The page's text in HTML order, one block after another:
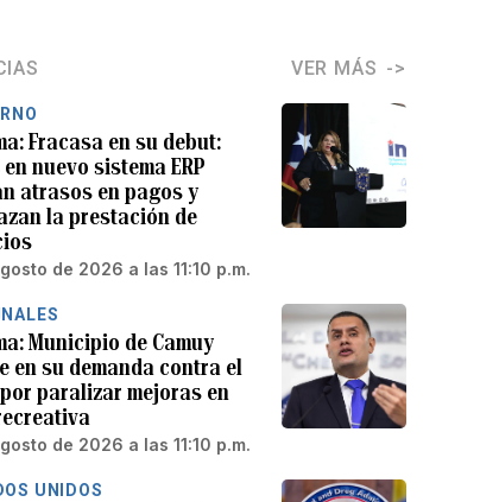
VER MÁS
Fracasa en su debut:
nuevo sistema ERP
atrasos en pagos y
la prestación de
de 2026 a las 11:10 p.m.
Municipio de Camuy
en su demanda contra el
por paralizar mejoras en
de 2026 a las 11:10 p.m.
UNIDOS